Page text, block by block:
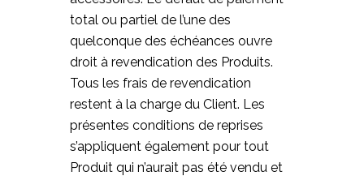
total ou partiel de l’une des
quelconque des échéances ouvre
droit à revendication des Produits.
Tous les frais de revendication
restent à la charge du Client. Les
présentes conditions de reprises
s’appliquent également pour tout
Produit qui n’aurait pas été vendu et